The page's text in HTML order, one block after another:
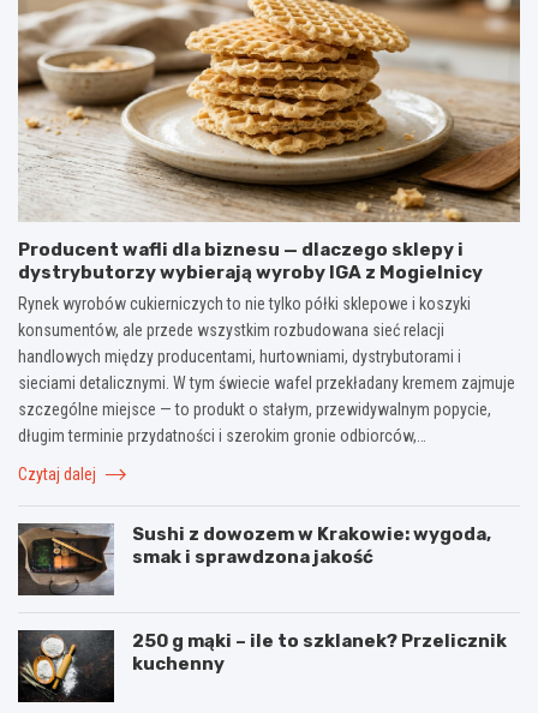
Producent wafli dla biznesu — dlaczego sklepy i
dystrybutorzy wybierają wyroby IGA z Mogielnicy
Rynek wyrobów cukierniczych to nie tylko półki sklepowe i koszyki
konsumentów, ale przede wszystkim rozbudowana sieć relacji
handlowych między producentami, hurtowniami, dystrybutorami i
sieciami detalicznymi. W tym świecie wafel przekładany kremem zajmuje
szczególne miejsce — to produkt o stałym, przewidywalnym popycie,
długim terminie przydatności i szerokim gronie odbiorców,…
Czytaj dalej
Sushi z dowozem w Krakowie: wygoda,
smak i sprawdzona jakość
250 g mąki – ile to szklanek? Przelicznik
kuchenny